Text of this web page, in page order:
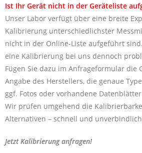
Ist Ihr Gerät nicht in der Geräteliste
Unser Labor verfügt über eine breite
Kalibrierung unterschiedlichster
nicht in der Online-Liste aufgeführt
eine Kalibrierung bei uns dennoch
Fügen Sie dazu im Anfrageformular die
Angabe des Herstellers, die genaue
ggf. Fotos oder vorhandene
Wir prüfen umgehend die
Alternativen – schnell und
Jetzt Kalibrierung anfragen!